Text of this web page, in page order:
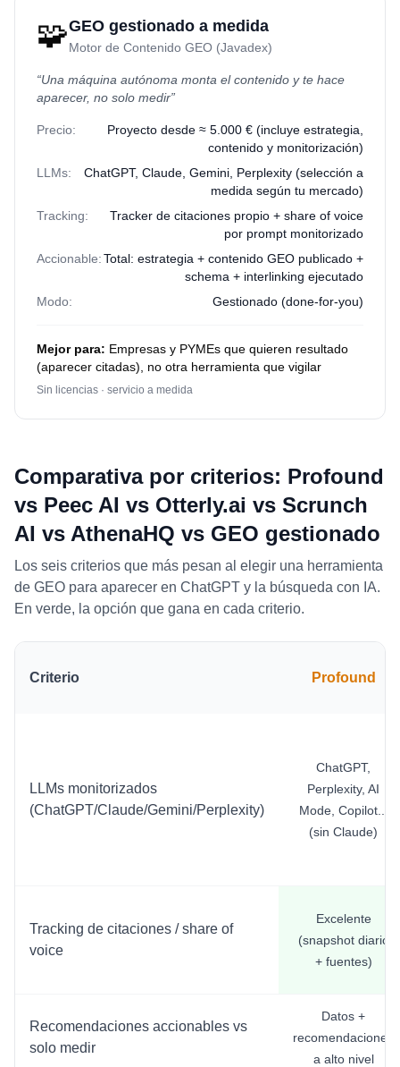
🧩GEO gestionado a medida
Motor de Contenido GEO (Javadex)
“Una máquina autónoma monta el contenido y te hace
aparecer, no solo medir”
Precio:
Proyecto desde ≈ 5.000 € (incluye estrategia,
contenido y monitorización)
LLMs:
ChatGPT, Claude, Gemini, Perplexity (selección a
medida según tu mercado)
Tracking:
Tracker de citaciones propio + share of voice
por prompt monitorizado
Accionable:Total: estrategia + contenido GEO publicado +
schema + interlinking ejecutado
Modo:
Gestionado (done-for-you)
Mejor para: Empresas y PYMEs que quieren resultado
(aparecer citadas), no otra herramienta que vigilar
Sin licencias · servicio a medida
Comparativa por criterios: Profound
vs Peec AI vs Otterly.ai vs Scrunch
AI vs AthenaHQ vs GEO gestionado
Los seis criterios que más pesan al elegir una herramienta
de GEO para aparecer en ChatGPT y la búsqueda con IA.
En verde, la opción que gana en cada criterio.
Criterio Profound
LLMs monitorizados
(ChatGPT/Claude/Gemini/Perplexity)
ChatGPT,
Perplexity, AI
Mode, Copilot...
(sin Claude)
Tracking de citaciones / share of
voice
Excelente
(snapshot diario
+ fuentes)
Recomendaciones accionables vs
solo medir
Datos +
recomendaciones
a alto nivel